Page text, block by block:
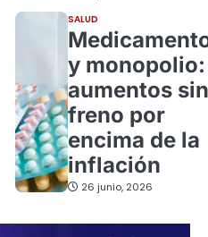
SALUD
y monopolio:
aumentos sin
freno por
encima de la
inflación
26 junio, 2026